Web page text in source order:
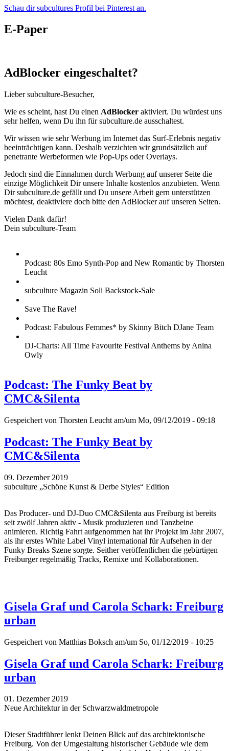
Schau dir subcultures Profil bei Pinterest an.
E-Paper
AdBlocker eingeschaltet?
Lieber subculture-Besucher,
Wie es scheint, hast Du einen AdBlocker aktiviert. Du würdest uns
sehr helfen, wenn Du ihn für subculture.de ausschaltest.
Wir wissen wie sehr Werbung im Internet das Surf-Erlebnis negativ
beeinträchtigen kann. Deshalb verzichten wir grundsätzlich auf
penetrante Werbeformen wie Pop-Ups oder Overlays.
Jedoch sind die Einnahmen durch Werbung auf unserer Seite die
einzige Möglichkeit Dir unsere Inhalte kostenlos anzubieten. Wenn
Dir subculture.de gefällt und Du unsere Arbeit gern unterstützen
möchtest, deaktiviere doch bitte den AdBlocker auf unseren Seiten.
Vielen Dank dafür!
Dein subculture-Team
Podcast: 80s Emo Synth-Pop and New Romantic by Thorsten
Leucht
subculture Magazin Soli Backstock-Sale
Save The Rave!
Podcast: Fabulous Femmes* by Skinny Bitch DJane Team
DJ-Charts: All Time Favourite Festival Anthems by Anina
Owly
Podcast: The Funky Beat by
CMC&Silenta
Gespeichert von Thorsten Leucht am/um Mo, 09/12/2019 - 09:18
Podcast: The Funky Beat by
CMC&Silenta
09. Dezember 2019
subculture „Schöne Kunst & Derbe Styles“ Edition
Das Producer- und DJ-Duo CMC&Silenta aus Freiburg ist bereits
seit zwölf Jahren aktiv - Musik produzieren und Tanzbeine
animieren. Richtig Fahrt aufgenommen hat ihr Projekt im Jahr 2007,
als ihr erstes White Label Vinyl international für Aufsehen in der
Funky Breaks Szene sorgte. Seither veröffentlichen die gebürtigen
Freiburger regelmäßig Tracks, Remixe und Kollaborationen.
Gisela Graf und Carola Schark: Freiburg
urban
Gespeichert von Matthias Boksch am/um So, 01/12/2019 - 10:25
Gisela Graf und Carola Schark: Freiburg
urban
01. Dezember 2019
Neue Architektur in der Schwarzwaldmetropole
Dieser Stadtführer lenkt Deinen Blick auf das architektonische
Freiburg. Von der Umgestaltung historischer Gebäude wie dem